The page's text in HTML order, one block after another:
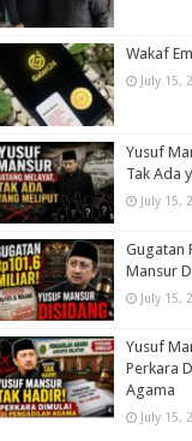
Wakaf
July 15,
Yusuf
Tak Ada
July 15,
Gugatan
Mansur
July 15,
Yusuf
Perkara
Agama
July 15,